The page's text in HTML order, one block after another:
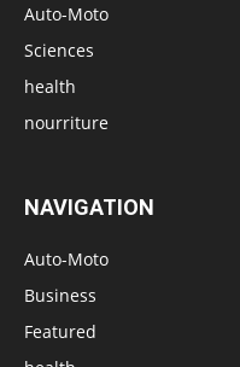
Auto-Moto
Sciences
health
nourriture
NAVIGATION
Auto-Moto
Business
Featured